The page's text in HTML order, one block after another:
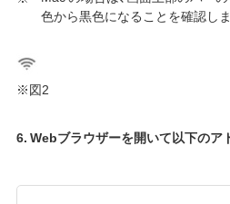
色から黒色になることを確認しま
※図2
6. Webブラウザーを開いて以下のア